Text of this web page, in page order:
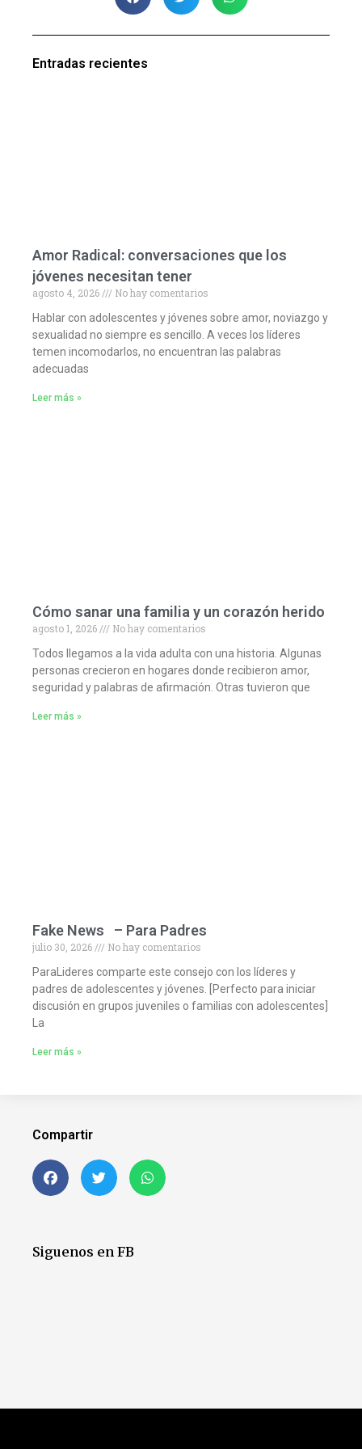
Entradas recientes
Amor Radical: conversaciones que los
jóvenes necesitan tener
agosto 4, 2026
No hay comentarios
Hablar con adolescentes y jóvenes sobre amor, noviazgo y
sexualidad no siempre es sencillo. A veces los líderes
temen incomodarlos, no encuentran las palabras
adecuadas
Leer más »
Cómo sanar una familia y un corazón herido
agosto 1, 2026
No hay comentarios
Todos llegamos a la vida adulta con una historia. Algunas
personas crecieron en hogares donde recibieron amor,
seguridad y palabras de afirmación. Otras tuvieron que
Leer más »
Fake News – Para Padres
julio 30, 2026
No hay comentarios
ParaLideres comparte este consejo con los líderes y
padres de adolescentes y jóvenes. [Perfecto para iniciar
discusión en grupos juveniles o familias con adolescentes]
La
Leer más »
Compartir
Siguenos en FB